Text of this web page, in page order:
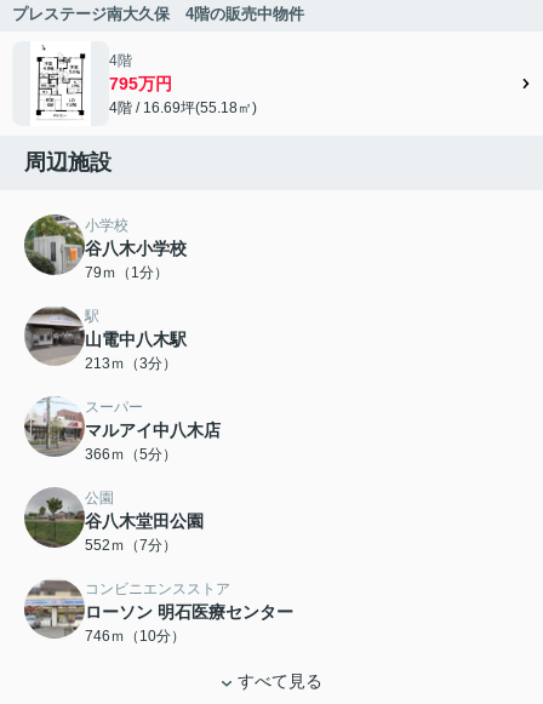
プレステージ南大久保 4階の販売中物件
4階
795万円
4階 / 16.69坪(55.18㎡)
周辺施設
小学校
谷八木小学校
79ｍ（1分）
駅
山電中八木駅
213ｍ（3分）
スーパー
マルアイ中八木店
366ｍ（5分）
公園
谷八木堂田公園
552ｍ（7分）
コンビニエンスストア
ローソン 明石医療センター
746ｍ（10分）
すべて見る